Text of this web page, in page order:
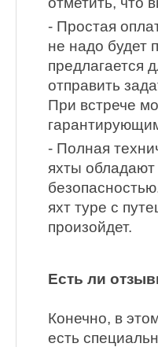
- Простая
не надо будет
предлагается
отправить
При встрече
- Полная
яхты
яхт туре с
произойдет.
Есть ли
Конечно, в
есть